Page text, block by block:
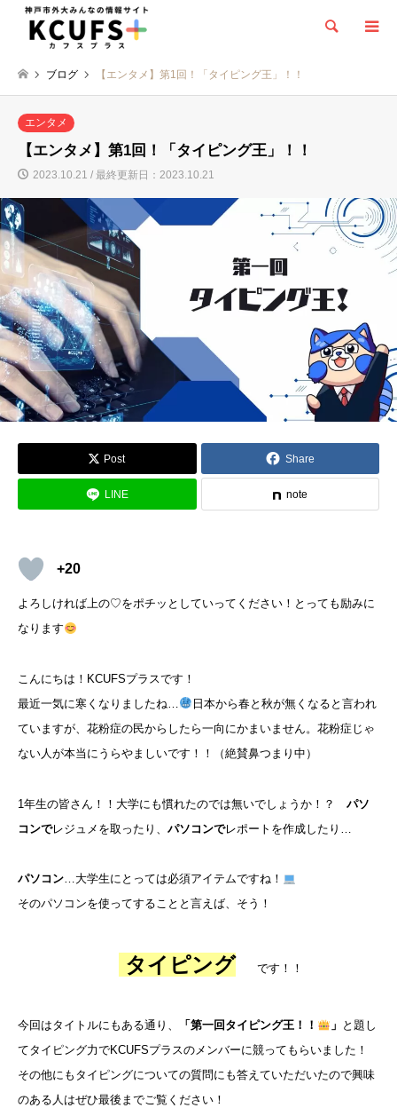
検索
ブログ 【エンタメ】第1回！「タイピング王」！！
エンタメ
【エンタメ】第1回！「タイピング王」！！
2023.10.21 / 最終更新日：2023.10.21
Post Share
LINE note
+20
よろしければ上の♡をポチッとしていってください！とっても励みに
なります
こんにちは！KCUFSプラスです！
最近一気に寒くなりましたね…
日本から春と秋が無くなると言われ
ていますが、花粉症の民からしたら一向にかまいません。花粉症じゃ
ない人が本当にうらやましいです！！（絶賛鼻つまり中）
1年生の皆さん！！大学にも慣れたのでは無いでしょうか！？ パソ
コンでレジュメを取ったり、 パソコンでレポートを作成したり…
パソコン…大学生にとっては必須アイテムですね！
そのパソコンを使ってすることと言えば、そう！
タイピング です！！
今回はタイトルにもある通り、 「第一回タイピング王！！ 」 と題し
てタイピング力でKCUFSプラスのメンバーに競ってもらいました！
その他にもタイピングについての質問にも答えていただいたので興味
のある人はぜひ最後までご覧ください！